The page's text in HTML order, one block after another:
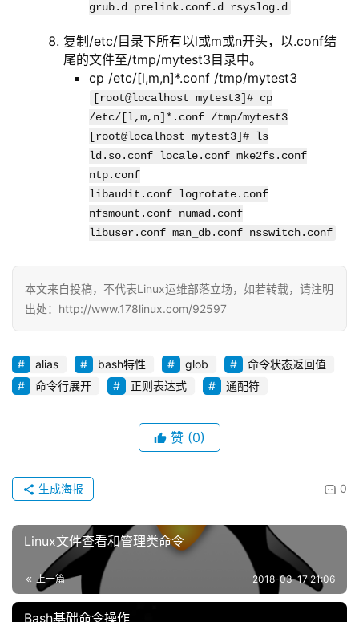
grub.d prelink.conf.d rsyslog.d
复制/etc/目录下所有以l或m或n开头，以.conf结
尾的文件至/tmp/mytest3目录中。
cp /etc/[l,m,n]*.conf /tmp/mytest3
[root@localhost mytest3]# cp
/etc/[l,m,n]*.conf /tmp/mytest3
[root@localhost mytest3]# ls
ld.so.conf locale.conf mke2fs.conf
ntp.conf
libaudit.conf logrotate.conf
nfsmount.conf numad.conf
libuser.conf man_db.conf nsswitch.conf
本文来自投稿，不代表Linux运维部落立场，如若转载，请注明
出处：http://www.178linux.com/92597
alias bash特性 glob
命令状态返回值
命令行展开
正则表达式 通配符
赞 (0)
0
生成海报
Linux文件查看和管理类命令
上一篇 2018-03-17 21:06
Bash基础命令操作